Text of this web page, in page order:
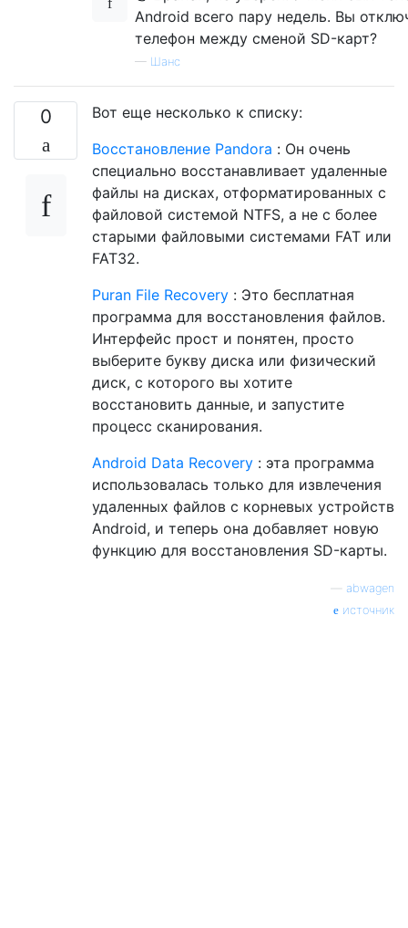
Android всего пару недель. Вы
телефон между сменой SD-карт?
— Шанс
0
Вот еще несколько к списку:
Восстановление Pandora : Он очень
специально восстанавливает удаленные
файлы на дисках, отформатированных с
файловой системой NTFS, а не с более
старыми файловыми системами FAT или
FAT32.
Puran File Recovery : Это бесплатная
программа для восстановления файлов.
Интерфейс прост и понятен, просто
выберите букву диска или физический
диск, с которого вы хотите
восстановить данные, и запустите
процесс сканирования.
Android Data Recovery : эта программа
использовалась только для извлечения
удаленных файлов с корневых устройств
Android, и теперь она добавляет новую
функцию для восстановления SD-карты.
abwagen
источник